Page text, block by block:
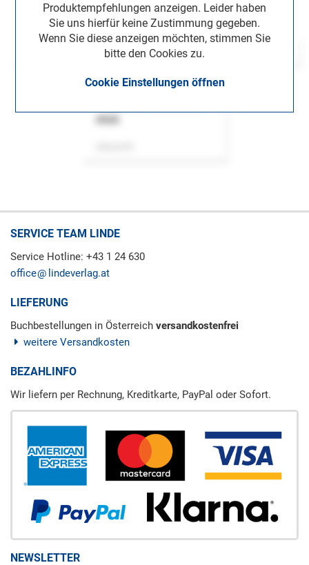
Produktempfehlungen anzeigen. Leider haben
Sie uns hierfür keine Zustimmung gegeben.
Wenn Sie diese anzeigen möchten, stimmen Sie
bitte den Cookies zu.
Cookie Einstellungen öffnen
SERVICE TEAM LINDE
Service Hotline: +43 1 24 630
office
lindeverlag.at
LIEFERUNG
Buchbestellungen in Österreich versandkostenfrei
weitere Versandkosten
BEZAHLINFO
Wir liefern per Rechnung, Kreditkarte, PayPal oder Sofort.
NEWSLETTER